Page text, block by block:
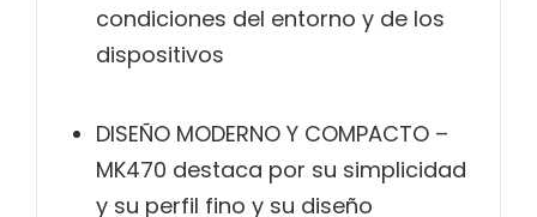
condiciones del entorno y de los
dispositivos
DISEÑO MODERNO Y COMPACTO –
MK470 destaca por su simplicidad
y su perfil fino y su diseño